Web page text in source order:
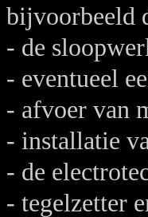
bijvoorbeeld
- de
- eventueel
- afvoer van
- installatie
- de
- tegelzetter